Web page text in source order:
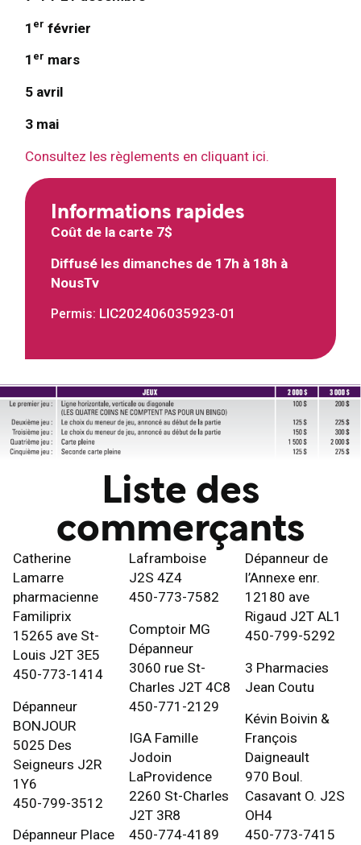
1 er février
1 er mars
5 avril
3 mai
Consultez les règlements en cliquant ici.
Informations rapides
Coût de la carte 7$
Diffusé les dimanches de 17h à 18h à
NousTv
Permis: LIC202406035923-01
Liste des
commerçants
Catherine
Lamarre
pharmacienne
Familiprix
15265 ave St-
Louis J2T 3E5
450-773-1414
Dépanneur
BONJOUR
5025 Des
Seigneurs J2R
1Y6
450-799-3512
Dépanneur Place
Laframboise
J2S 4Z4
450-773-7582
Comptoir MG
Dépanneur
3060 rue St-
Charles J2T 4C8
450-771-2129
IGA Famille
Jodoin
LaProvidence
2260 St-Charles
J2T 3R8
450-774-4189
Dépanneur de
l’Annexe enr.
12180 ave
Rigaud J2T AL1
450-799-5292
3 Pharmacies
Jean Coutu
Kévin Boivin &
François
Daigneault
970 Boul.
Casavant O. J2S
OH4
450-773-7415